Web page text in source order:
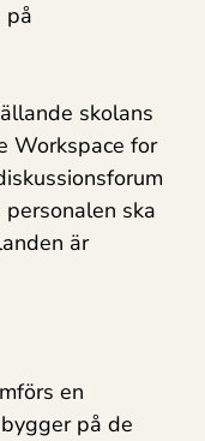
på
skolans
Workspace for
ska
är
en
på de